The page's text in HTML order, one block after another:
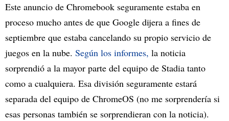
Este anuncio de Chromebook seguramente estaba en
proceso mucho antes de que Google dijera a fines de
septiembre que estaba cancelando su propio servicio de
juegos en la nube. Según los informes, la noticia
sorprendió a la mayor parte del equipo de Stadia tanto
como a cualquiera. Esa división seguramente estará
separada del equipo de ChromeOS (no me sorprendería si
esas personas también se sorprendieran con la noticia).